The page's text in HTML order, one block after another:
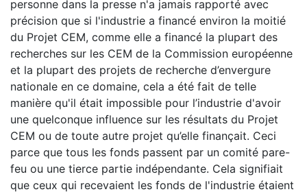
personne dans la presse n'a jamais rapporté avec
précision que si l'industrie a financé environ la moitié
du Projet CEM, comme elle a financé la plupart des
recherches sur les CEM de la Commission européenne
et la plupart des projets de recherche d’envergure
nationale en ce domaine, cela a été fait de telle
manière qu'il était impossible pour l’industrie d'avoir
une quelconque influence sur les résultats du Projet
CEM ou de toute autre projet qu’elle finançait. Ceci
parce que tous les fonds passent par un comité pare-
feu ou une tierce partie indépendante. Cela signifiait
que ceux qui recevaient les fonds de l'industrie étaient